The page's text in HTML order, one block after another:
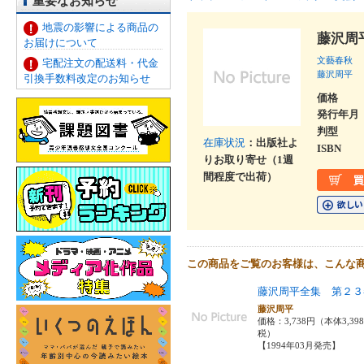
地震の影響による商品の
お届けについて
宅配注文の配送料・代金
引換手数料改定のお知らせ
在庫状況 ：出版社よ
りお取り寄せ（1週
間程度で出荷）
藤沢
文藝春秋
藤沢周平
価格
発行年月
判型
ISBN
この商品をご覧のお客様は、こんな
藤沢周平全集 第２
藤沢周平
価格：3,738円（本体
税）
【1994年03月発売】